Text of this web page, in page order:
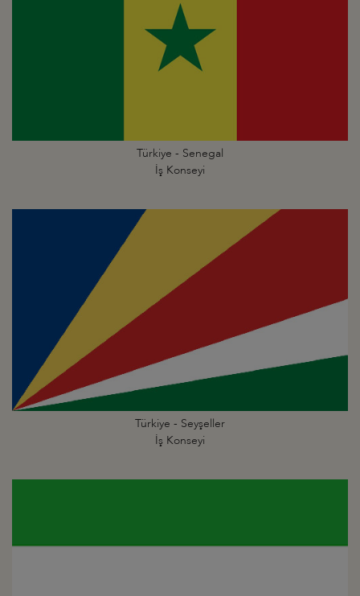
Türkiye - Senegal
İş Konseyi
Türkiye - Seyşeller
İş Konseyi